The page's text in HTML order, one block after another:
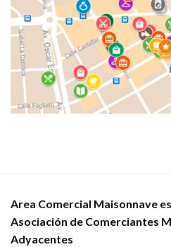
Area Comercial Maisonnave
Asociación de Comerciantes
Adyacentes